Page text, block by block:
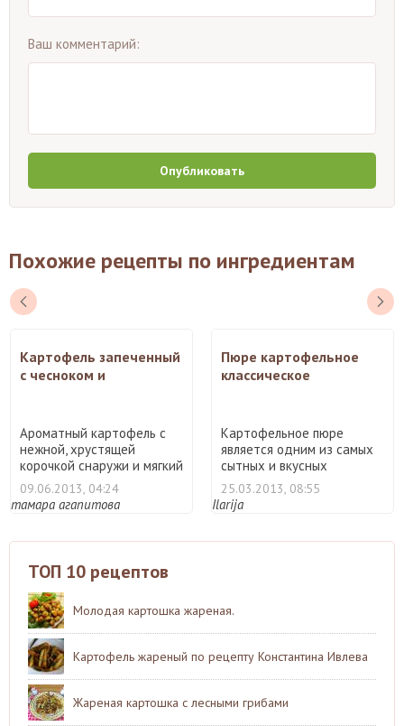
Ваш комментарий:
Опубликовать
Похожие рецепты по ингредиентам
Картофель запеченный
с чесноком и
Ароматный картофель с
нежной, хрустящей
корочкой снаружи и мягкий
не ...
09.06.2013, 04:24
тамара агапитова
Пюре картофельное
классическое
Картофельное пюре
является одним из самых
сытных и вкусных
гарниров. ...
25.03.2013, 08:55
Ilarija
ТОП 10 рецептов
Молодая картошка жареная.
Картофель жареный по рецепту Константина Ивлева
Жареная картошка с лесными грибами